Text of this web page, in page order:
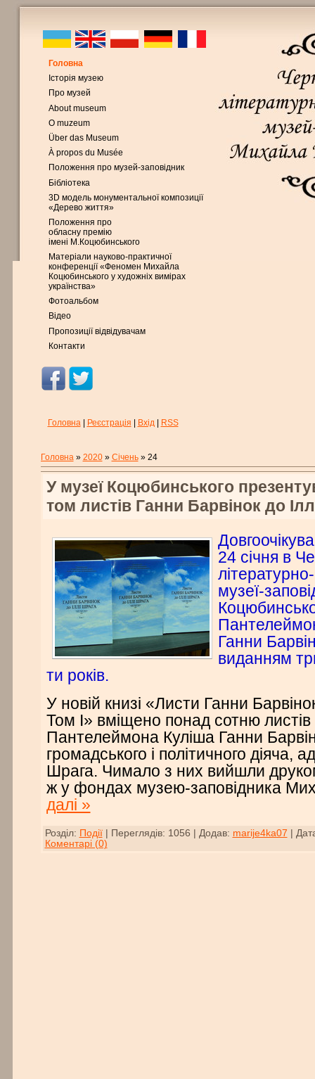
Головна
Історія музею
Про музей
About museum
O muzeum
Über das Museum
À propos du Musée
Положення про музей-заповідник
Бібліотека
3D модель монументальної композиції
«Дерево життя»
Положення про
обласну премію
імені М.Коцюбинського
Матеріали науково-практичної
конференції «Феномен Михайла
Коцюбинського у художніх вимірах
українства»
Фотоальбом
Відео
Пропозиції відвідувачам
Контакти
Головна| Реєстрація Вхід| RSS
Головна» 2020 » Січень » 24
У музеї Коцюбинського
том листів Ганни Барвінок до
24 січня в
музеї-
Ганни
виданням
ти років.
У новій книзі «Листи Ганни
Том І» вміщено понад сотню
Пантелеймона Куліша Ганни
громадського і політичного діяча,
Шрага. Чимало з них вийшли
ж у фондах музею-заповідника
далі »
Розділ: Події| Переглядів: 1056 Додав: marije4ka07
Коментарі (0)